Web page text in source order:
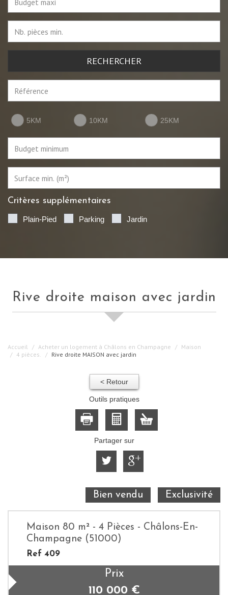
RECHERCHER
5KM 10KM 25KM
Critères supplémentaires
Plain-Pied Parking Jardin
rive droite maison avec jardin
Accueil Acheter un logement à Châlons en Champagne
Maison
4 pièces.
Rive droite MAISON avec jardin
< Retour
Outils pratiques
Partager sur
Bien vendu Exclusivité
Maison 80 m² - 4 Pièces - Châlons-En-
Champagne (51000)
Ref 409
Prix
110 000 €